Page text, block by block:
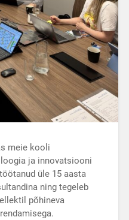
meie kooli
ja innovatsiooni
üle 15 aasta
ning tegeleb
põhineva